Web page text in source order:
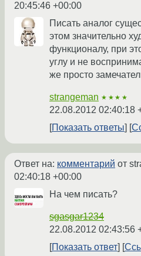
20:45:46 +00:00
Писать аналог
этом значительно
функционалу, при
углу и не
же просто
strangeman ★★★★
22.08.2012 02:40:18
Показать ответы
Ответ на: комментарий от
02:40:18 +00:00
На чем писать?
sgasgar1234
22.08.2012 02:43:56
Показать ответ